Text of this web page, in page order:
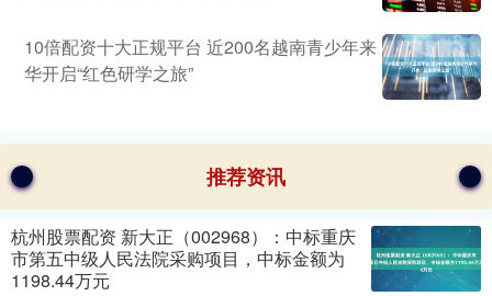
10倍配资十大正规平台 近200名越南青少年来
华开启“红色研学之旅”
推荐资讯
杭州股票配资 新大正（002968）：中标重庆
市第五中级人民法院采购项目，中标金额为
1198.44万元